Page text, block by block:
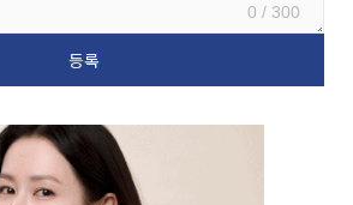
0 / 300